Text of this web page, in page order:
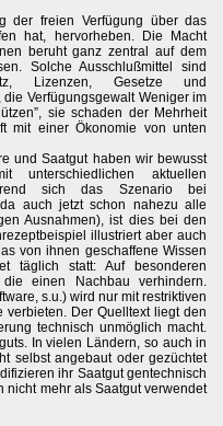
der freien Verfügung über das
hat, hervorheben. Die Macht
beruht ganz zentral auf dem
Solche Ausschlußmittel sind
Lizenzen, Gesetze und
Verfügungsgewalt Weniger im
sie schaden der Mehrheit
mit einer Ökonomie von unten
und Saatgut haben wir bewusst
unterschiedlichen aktuellen
sich das Szenario bei
auch jetzt schon nahezu alle
Ausnahmen), ist dies bei den
illustriert aber auch
von ihnen geschaffene Wissen
täglich statt: Auf besonderen
die einen Nachbau verhindern.
s.u.) wird nur mit restriktiven
verbieten. Der Quelltext liegt den
technisch unmöglich macht.
In vielen Ländern, so auch in
selbst angebaut oder gezüchtet
ihr Saatgut gentechnisch
nicht mehr als Saatgut verwendet